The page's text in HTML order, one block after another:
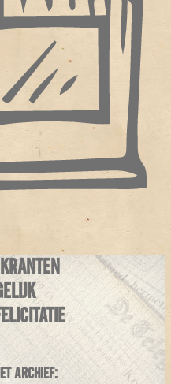
ARCHIEF: